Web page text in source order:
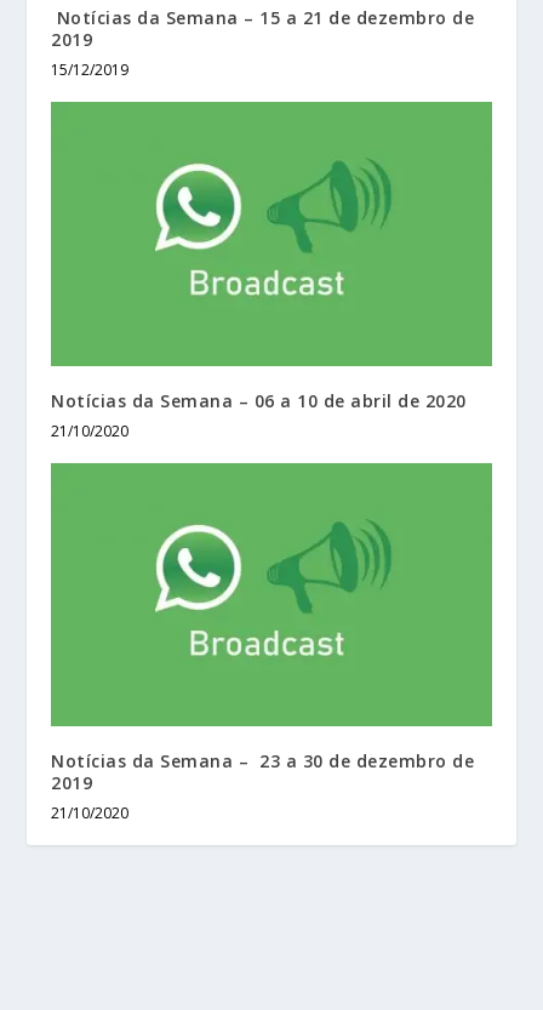
Notícias da Semana – 15 a 21 de dezembro de
2019
15/12/2019
Notícias da Semana – 06 a 10 de abril de 2020
21/10/2020
Notícias da Semana – 23 a 30 de dezembro de
2019
21/10/2020